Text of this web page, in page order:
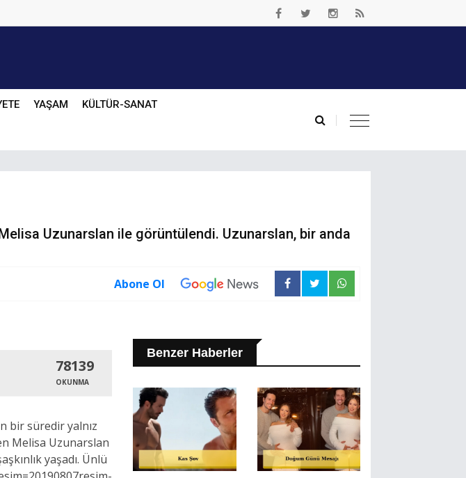
YAŞAM KÜLTÜR-SANAT
Uzunarslan ile görüntülendi. Uzunarslan, bir anda
Abone Ol
78139
OKUNMA
bir süredir yalnız
Melisa Uzunarslan
yaşadı. Ünlü
Benzer Haberler